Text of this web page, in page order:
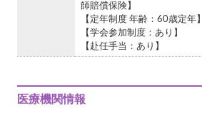
師賠償保険】
【定年制度 年齢：60歳定年】
【学会参加制度：あり】
【赴任手当：あり】
医療機関情報